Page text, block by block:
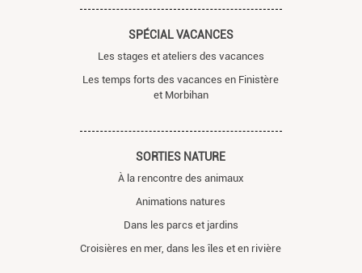
SPÉCIAL VACANCES
Les stages et ateliers des vacances
Les temps forts des vacances en Finistère
et Morbihan
SORTIES NATURE
À la rencontre des animaux
Animations natures
Dans les parcs et jardins
Croisières en mer, dans les îles et en rivière